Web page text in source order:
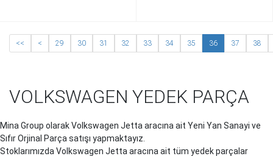
<< < 29 30 31 32 33 34 35 36 37 38
VOLKSWAGEN YEDEK PARÇA
Mina Group olarak Volkswagen Jetta aracına ait Yeni Yan Sanayi ve
Sıfır Orjinal Parça satışı yapmaktayız.
Stoklarımızda Volkswagen Jetta aracına ait tüm yedek parçalar